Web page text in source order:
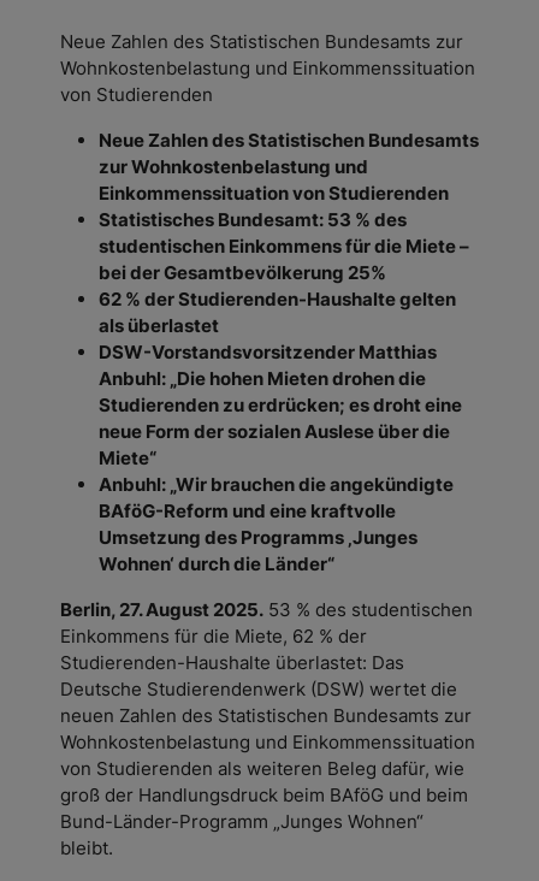
Neue Zahlen des Statistischen Bundesamts zur
Wohnkostenbelastung und Einkommenssituation
von Studierenden
Neue Zahlen des Statistischen Bundesamts
zur Wohnkostenbelastung und
Einkommenssituation von Studierenden
Statistisches Bundesamt: 53 % des
studentischen Einkommens für die Miete –
bei der Gesamtbevölkerung 25%
62 % der Studierenden-Haushalte gelten
als überlastet
DSW-Vorstandsvorsitzender Matthias
Anbuhl: „Die hohen Mieten drohen die
Studierenden zu erdrücken; es droht eine
neue Form der sozialen Auslese über die
Miete“
Anbuhl: „Wir brauchen die angekündigte
BAföG-Reform und eine kraftvolle
Umsetzung des Programms ‚Junges
Wohnen‘ durch die Länder“
Berlin, 27. August 2025. 53 % des studentischen
Einkommens für die Miete, 62 % der
Studierenden-Haushalte überlastet: Das
Deutsche Studierendenwerk (DSW) wertet die
neuen Zahlen des Statistischen Bundesamts zur
Wohnkostenbelastung und Einkommenssituation
von Studierenden als weiteren Beleg dafür, wie
groß der Handlungsdruck beim BAföG und beim
Bund-Länder-Programm „Junges Wohnen“
bleibt.